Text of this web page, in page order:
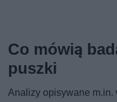
Co mówią
puszki
Analizy opisywane m.in.